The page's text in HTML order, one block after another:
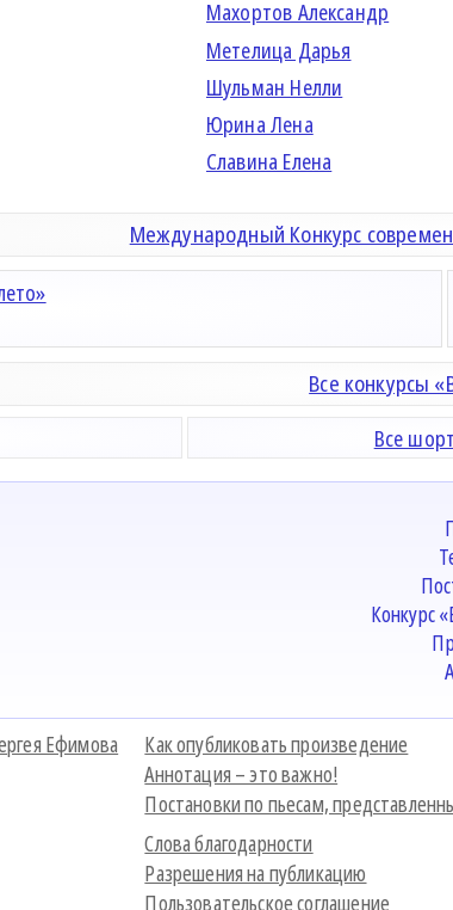
Махортов Александр
Метелица Дарья
Шульман Нелли
Юрина Лена
Славина Елена
Международный Конкурс
Все конкурсы
Все
Конкурс
Ефимова
Как опубликовать произведение
Аннотация – это важно!
Постановки по пьесам,
Слова благодарности
Разрешения на публикацию
Пользовательское соглашение